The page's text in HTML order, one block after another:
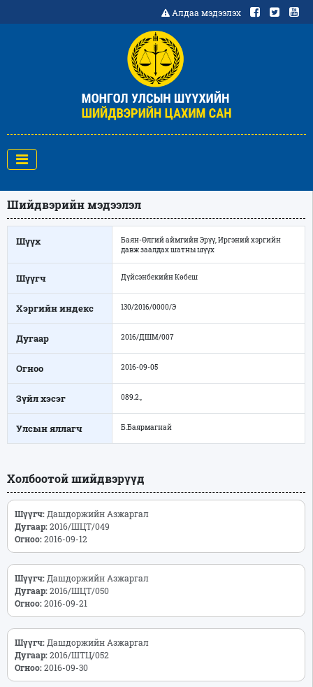
Алдаа мэдээлэх
Шийдвэрийн мэдээлэл
Шүүх
Баян-Өлгий аймгийн Эрүү, Иргэний хэргийн
давж заалдах шатны шүүх
Шүүгч Дүйсэнбекийн Көбеш
Хэргийн индекс 130/2016/0000/Э
Дугаар 2016/ДШМ/007
Огноо 2016-09-05
Зүйл хэсэг 089.2.,
Улсын яллагч Б.Баярмагнай
Холбоотой шийдвэрүүд
Шүүгч: Дашдоржийн Азжаргал
Дугаар:2016/ШЦТ/049
Огноо:2016-09-12
Шүүгч: Дашдоржийн Азжаргал
Дугаар:2016/ШЦТ/050
Огноо:2016-09-21
Шүүгч: Дашдоржийн Азжаргал
Дугаар:2016/ШТЦ/052
Огноо:2016-09-30